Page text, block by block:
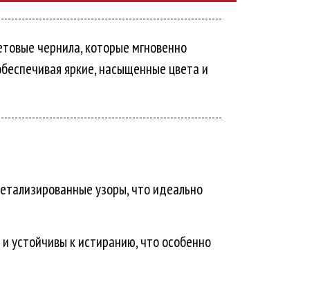
чернила, которые мгновенно
яркие, насыщенные цвета и
узоры, что идеально
устойчивы к истиранию, что особенно